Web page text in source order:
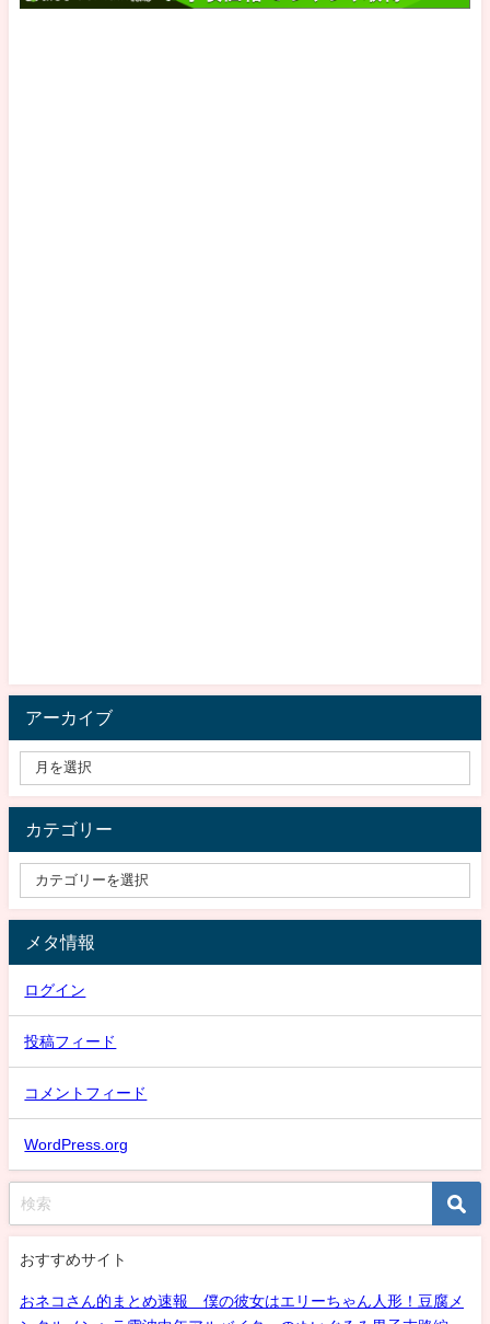
アーカイブ
カテゴリー
メタ情報
ログイン
投稿フィード
コメントフィード
WordPress.org
おすすめサイト
おネコさん的まとめ速報 僕の彼女はエリーちゃん人形！豆腐メ